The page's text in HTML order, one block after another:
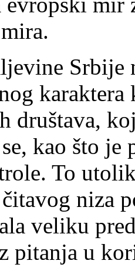
Srbije
karaktera
društava,
kao što
To
niza
veliku
pitanja u